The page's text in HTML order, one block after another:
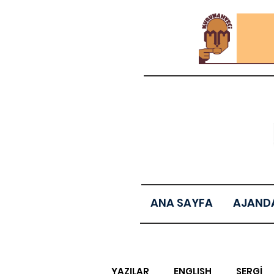
ANA SAYFA
YAZILAR ENGLISH SERGİ